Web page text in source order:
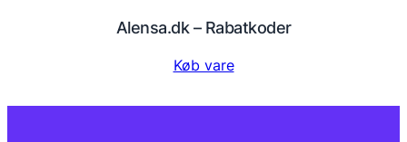
Alensa.dk – Rabatkoder
Køb vare